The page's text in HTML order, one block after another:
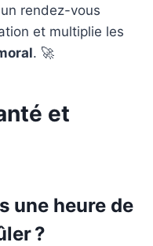
rendez-vous
et multiplie les
. 🚀
et
une heure de
?